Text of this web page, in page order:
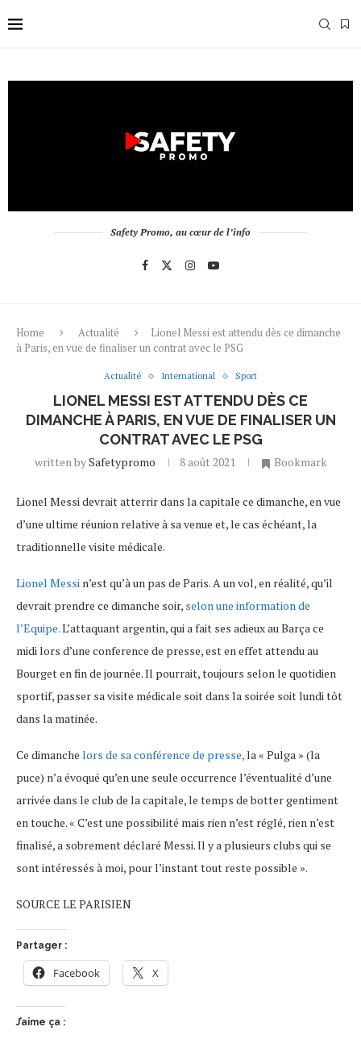
Safety Promo, au cœur de l’info
Home Actualité
Lionel Messi est attendu dès ce dimanche
à Paris, en vue de finaliser un contrat avec le PSG
Actualité International Sport
LIONEL MESSI EST ATTENDU DÈS CE
DIMANCHE À PARIS, EN VUE DE FINALISER UN
CONTRAT AVEC LE PSG
written bySafetypromo 8 août 2021 Bookmark
Lionel Messi devrait atterrir dans la capitale ce dimanche, en vue
d’une ultime réunion relative à sa venue et, le cas échéant, la
traditionnelle visite médicale.
Lionel Messi n’est qu’à un pas de Paris. A un vol, en réalité, qu’il
devrait prendre ce dimanche soir, selon une information de
l’Equipe.L’attaquant argentin, qui a fait ses adieux au Barça ce
midi lors d’une conference de presse, est en effet attendu au
Bourget en fin de journée. Il pourrait, toujours selon le quotidien
sportif, passer sa visite médicale soit dans la soirée soit lundi tôt
dans la matinée.
Ce dimanche lors de sa conférence de presse,la « Pulga » (la
puce) n’a évoqué qu’en une seule occurrence l’éventualité d’une
arrivée dans le club de la capitale, le temps de botter gentiment
en touche. « C’est une possibilité mais rien n’est réglé, rien n’est
finalisé, a sobrement déclaré Messi. Il y a plusieurs clubs qui se
sont intéressés à moi, pour l’instant tout reste possible ».
SOURCE LE PARISIEN
Partager :
Facebook X
J’aime ça :